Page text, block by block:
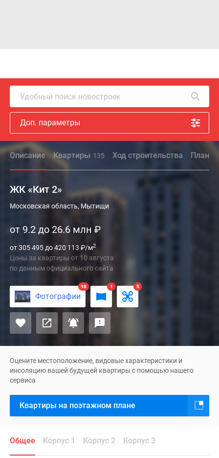
Удобный поиск новостроек
Доп. параметры
Описание Квартиры 135 Ход строительства
ЖК «Кит 2»
Жилой
бизнес-
«Кит
2»
в
центре
города
Мытищи.
Проект
находится
в
шаговой
доступности
до
объектов
всей
социальной
и
Московская область, Мытищи
от 9.2 до 26.6 млн ₽
от 305 495 до 420 113 ₽/м2
Цены за квартиры от 10 августа
по данным официального сайта
Фотографии
98 1 5
Оцените местоположение, видовые характеристики и
инсоляцию вашей будущей квартиры с помощью нашего
сервиса
Квартиры на поэтажном плане
Общее Корпус 1 Корпус 2 Корпус 3